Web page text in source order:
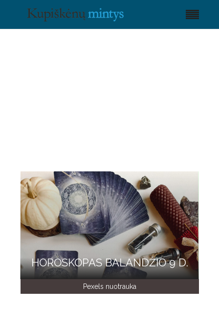
HOROSKOPAS BALANDŽIO 9 D.
Pexels nuotrauka